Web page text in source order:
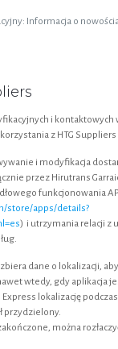
Informacja o
i kontaktowych
z HTG Suppliers
i modyfikacja
przez Hirutrans
funkcjonowania
store/apps/details?
) i utrzymania relacji z
dane o lokalizacji,
wtedy, gdy aplikacja
Express lokalizację
przydzielony.
można